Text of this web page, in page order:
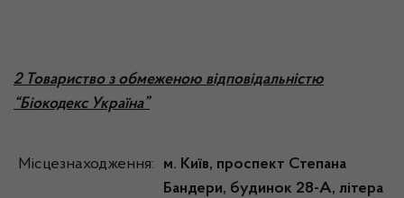
2 Товариство з обмеженою відповідальністю
“Біокодекс Україна”
Місцезнаходження:
м. Київ, проспект Степана
Бандери, будинок 28-А, літера